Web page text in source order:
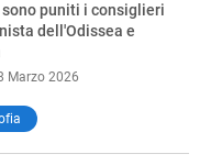
puniti i consiglieri
dell'Odissea e
Marzo 2026